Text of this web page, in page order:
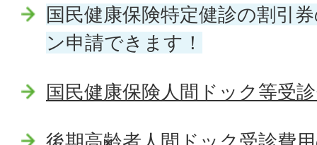
国民健康保険特定健診の割引
ン申請できます！
国民健康保険人間ドック等受